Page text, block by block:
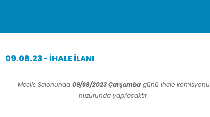
09.08.23 - İHALE İLANI
Meclis Salonunda 09/08/2023 Çarşambagünü ihale komisyonu
huzurunda yapılacaktır.